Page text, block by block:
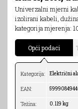
Univerzalni mjerni
izolirani kabeli,
kategorija mjerenja:
Opći podaci
Kategorija: Električni
EAN:
Težina: 0.119 kg